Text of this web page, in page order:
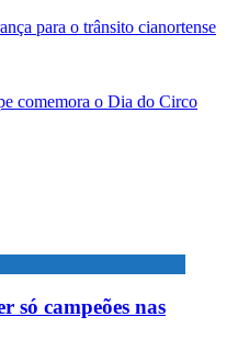
para o trânsito cianortense
comemora o Dia do Circo
só campeões nas